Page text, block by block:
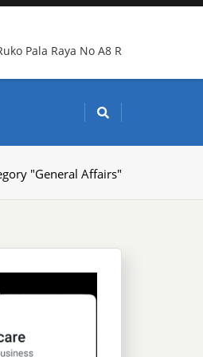
Pala Raya No A8 R
"General Affairs"